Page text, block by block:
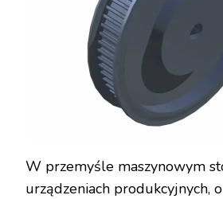
W przemyśle maszynowym
urządzeniach produkcyjnych,